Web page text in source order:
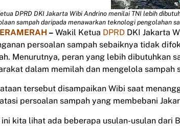
DPRD DKI Jakarta Wibi Andrino menilai TNI lebih
sampah daripada menawarkan teknologi pengolahan
– Wakil Ketua DPRD DKI Jakarta
persoalan sampah sebaiknya tidak
Menurutnya, peran yang lebih dibutuhkan
dalam memilah dan mengelola sampah
tersebut disampaikan Wibi saat
persoalan sampah yang membebani
ini kita lihat ada beberapa usulan-usulan dari